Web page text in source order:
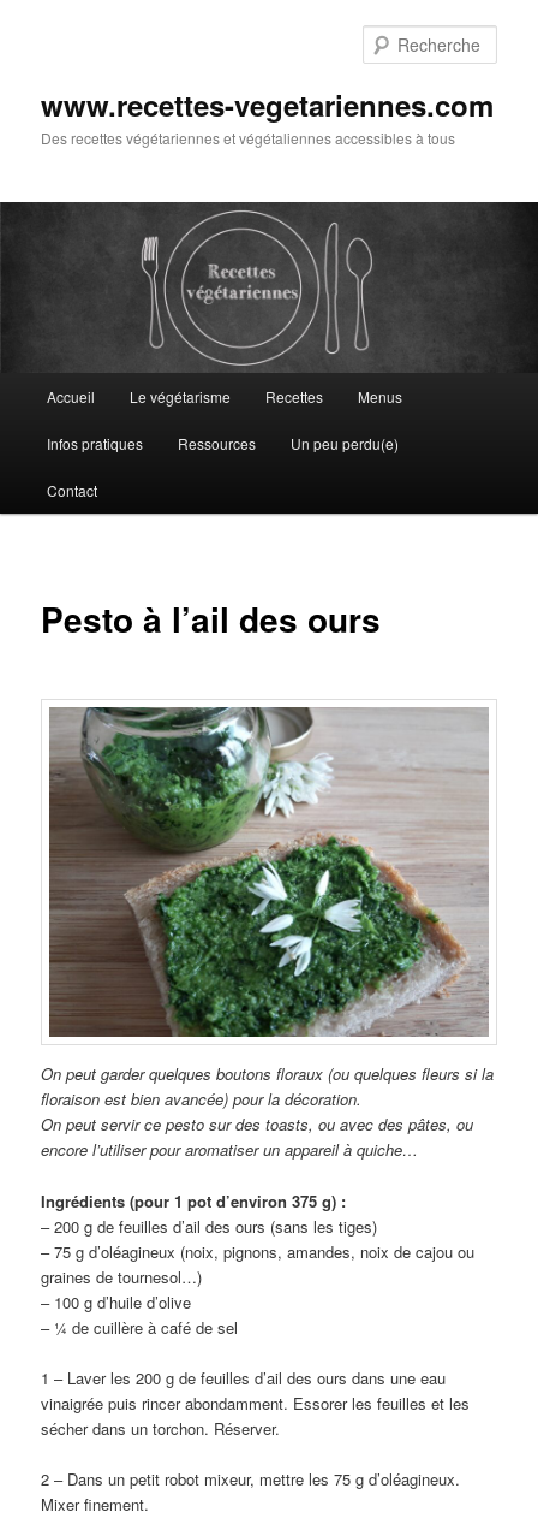
www.recettes-vegetariennes.com
Des recettes végétariennes et végétaliennes accessibles à tous
Accueil Le végétarisme Recettes Menus
Infos pratiques Ressources Un peu perdu(e)
Contact
Pesto à l’ail des ours
On peut garder quelques boutons floraux (ou quelques fleurs si la
floraison est bien avancée) pour la décoration.
On peut servir ce pesto sur des toasts, ou avec des pâtes, ou
encore l’utiliser pour aromatiser un appareil à quiche…
Ingrédients (pour 1 pot d’environ 375 g) :
– 200 g de feuilles d’ail des ours (sans les tiges)
– 75 g d’oléagineux (noix, pignons, amandes, noix de cajou ou
graines de tournesol…)
– 100 g d’huile d’olive
– ¼ de cuillère à café de sel
1 – Laver les 200 g de feuilles d’ail des ours dans une eau
vinaigrée puis rincer abondamment. Essorer les feuilles et les
sécher dans un torchon. Réserver.
2 – Dans un petit robot mixeur, mettre les 75 g d’oléagineux.
Mixer finement.